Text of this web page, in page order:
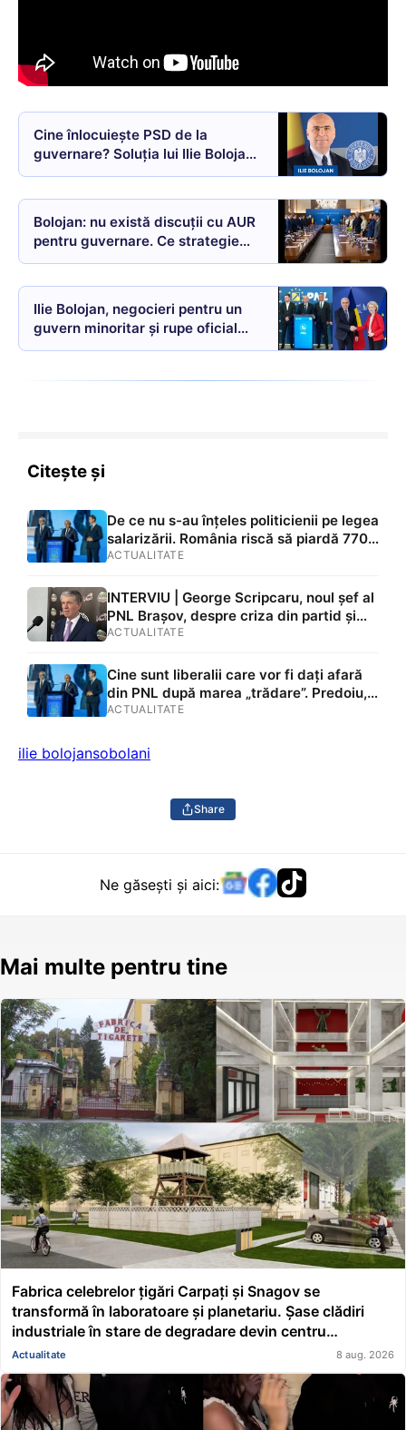
Cine înlocuiește PSD de la
guvernare? Soluția lui Ilie Bolojan
VIDEO
Bolojan: nu există discuții cu AUR
pentru guvernare. Ce strategie
are PNL după ruptura de PSD
Ilie Bolojan, negocieri pentru un
guvern minoritar și rupe oficial
coaliția cu PSD. Miza: fondurile
Citește și
De ce nu s-au înțeles politicienii pe legea
salarizării. România riscă să piardă 770
de milioane de euro din PNRR din cauza
ACTUALITATE
INTERVIU | George Scripcaru, noul șef al
PNL Brașov, despre criza din partid și
eticheta de „trădător” pusă lui Adrian
premier?: „Eu nu dau oameni afară /
Cunosc multe detalii, dar în viață este
bine să fii parolist”
ACTUALITATE
Cine sunt liberalii care vor fi dați afară
din PNL după marea „trădare”. Predoiu,
Rareș Bogdan și Hubert Thuma, pe listă
ACTUALITATE
ilie bolojansobolani
Share
Ne găsești și aici:
Mai multe pentru tine
Fabrica celebrelor țigări Carpați și Snagov se
transformă în laboratoare și planetariu. Șase clădiri
industriale în stare de degradare devin centru
educațional și științific
Actualitate 8 aug. 2026